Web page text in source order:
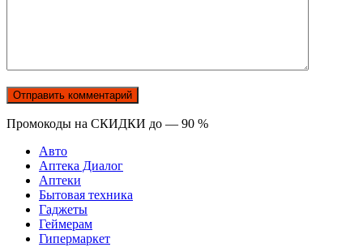
Промокоды на СКИДКИ до — 90 %
Авто
Аптека Диалог
Аптеки
Бытовая техника
Гаджеты
Геймерам
Гипермаркет